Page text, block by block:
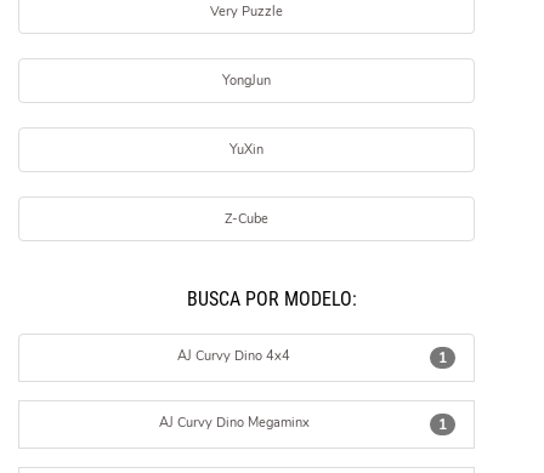
Very Puzzle
YongJun
YuXin
Z-Cube
BUSCÁ POR MODELO:
1
AJ Curvy Dino 4x4
1
AJ Curvy Dino Megaminx